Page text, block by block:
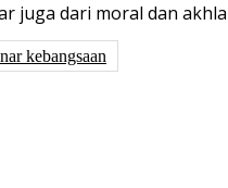
juga dari moral dan
kebangsaan